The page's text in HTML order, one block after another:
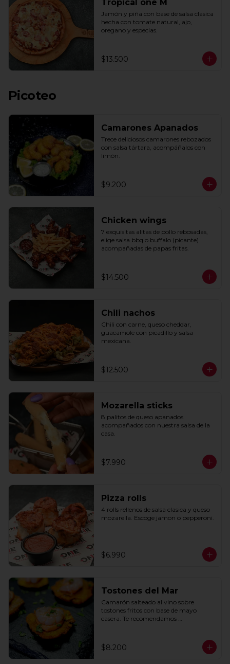
Tropical one M
Jamón y piña con base de salsa clasica
hecha con tomate natural, ajo,
oregano y especias.
$13.500
Picoteo
Camarones Apanados
Trece deliciosos camarones rebozados
con salsa tártara, acompáñalos con
limón.
$9.200
Chicken wings
7 exquisitas alitas de pollo rebosadas,
elige salsa bbq o buffalo (picante)
acompañadas de papas fritas.
$14.500
Chili nachos
Chili con carne, queso cheddar,
guacamole con picadillo y salsa
mexicana.
$12.500
Mozarella sticks
8 palitos de queso apanados
acompañados con nuestra salsa de la
casa.
$7.990
Pizza rolls
4 rolls rellenos de salsa clasica y queso
mozarella. Escoge jamon o pepperoni.
$6.990
Tostones del Mar
Camarón salteado al vino sobre
tostones fritos con base de mayo
casera. Te recomendamos
$8.200